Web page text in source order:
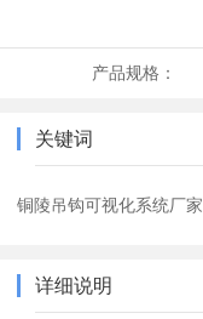
产品规格：
关键词
铜陵吊钩可视化系统厂家
详细说明